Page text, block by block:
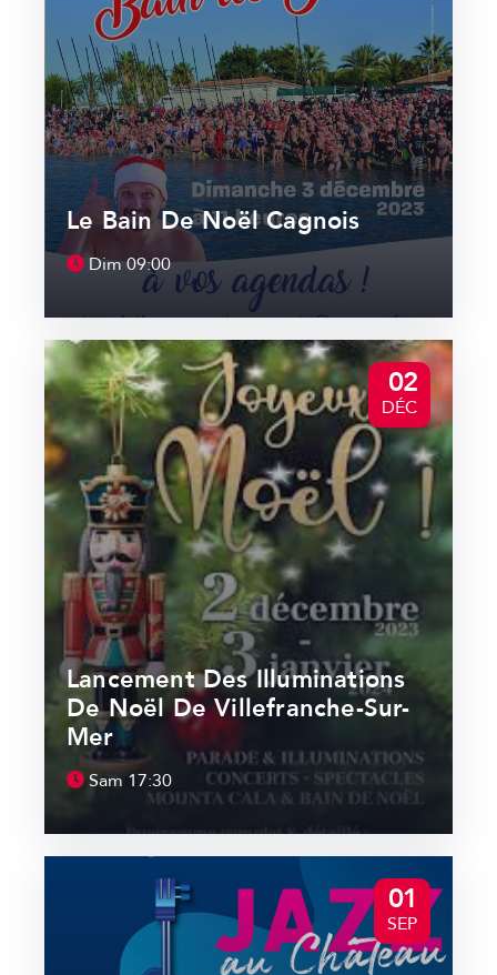
Le Bain De Noël Cagnois
Dim09:00
02
DÉC
Lancement Des Illuminations
De Noël De Villefranche-Sur-
Mer
Sam 17:30
01
SEP